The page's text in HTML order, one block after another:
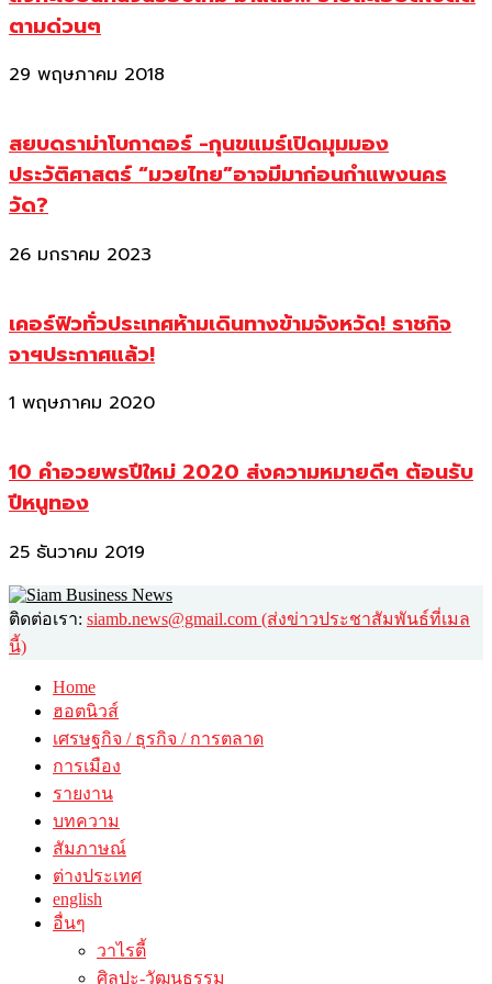
ตามด่วนๆ
29 พฤษภาคม 2018
สยบดราม่าโบกาตอร์ -กุนขแมร์เปิดมุมมอง
ประวัติศาสตร์ “มวยไทย”อาจมีมาก่อนกำแพงนคร
วัด?
26 มกราคม 2023
เคอร์ฟิวทั่วประเทศห้ามเดินทางข้ามจังหวัด! ราชกิจ
จาฯประกาศแล้ว!
1 พฤษภาคม 2020
10 คำอวยพรปีใหม่ 2020 ส่งความหมายดีๆ ต้อนรับ
ปีหนูทอง
25 ธันวาคม 2019
ติดต่อเรา: siamb.news@gmail.com (ส่งข่าวประชาสัมพันธ์ที่เมล
นี้)
Home
ฮอตนิวส์
เศรษฐกิจ / ธุรกิจ / การตลาด
การเมือง
รายงาน
บทความ
สัมภาษณ์
ต่างประเทศ
english
อื่นๆ
วาไรตี้
ศิลปะ-วัฒนธรรม